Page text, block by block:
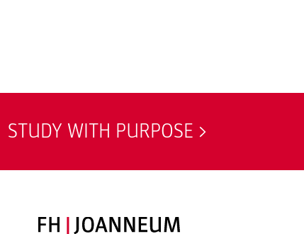
STUDY WITH PURPOSE
FH JOANNEUM Logo